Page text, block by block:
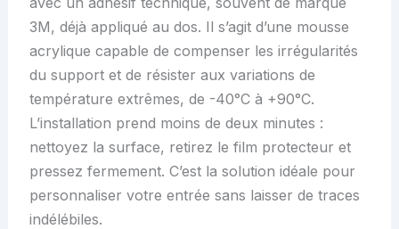
3M, déjà appliqué au dos. Il s’agit d’une mousse
acrylique capable de compenser les irrégularités
du support et de résister aux variations de
température extrêmes, de -40°C à +90°C.
L’installation prend moins de deux minutes :
nettoyez la surface, retirez le film protecteur et
pressez fermement. C’est la solution idéale pour
personnaliser votre entrée sans laisser de traces
indélébiles.